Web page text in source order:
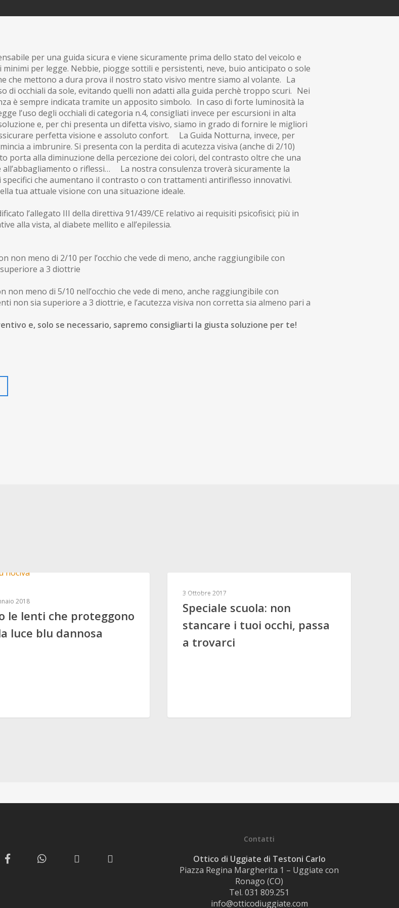
per una guida sicura e viene sicuramente prima dello stato del veicolo e
per legge. Nebbie, piogge sottili e persistenti, neve, buio anticipato o sole
che mettono a dura prova il nostro stato visivo mentre siamo al volante. La
di occhiali da sole, evitando quelli non adatti alla guida perchè troppo scuri. Nei
è sempre indicata tramite un apposito simbolo. In caso di forte luminosità la
l’uso degli occhiali di categoria n.4, consigliati invece per escursioni in alta
e, per chi presenta un difetta visivo, siamo in grado di fornire le migliori
perfetta visione e assoluto confort. La Guida Notturna, invece, per
a imbrunire. Si presenta con la perdita di acutezza visiva (anche di 2/10)
porta alla diminuzione della percezione dei colori, del contrasto oltre che una
all’abbagliamento o riflessi… La nostra consulenza troverà sicuramente la
che aumentano il contrasto o con trattamenti antiriflesso innovativi.
tua attuale visione con una situazione ideale.
l’allegato III della direttiva 91/439/CE relativo ai requisiti psicofisici; più in
alla vista, al diabete mellito e all’epilessia.
non meno di 2/10 per l’occhio che vede di meno, anche raggiungibile con
a 3 diottrie
non meno di 5/10 nell’occhio che vede di meno, anche raggiungibile con
non sia superiore a 3 diottrie, e l’acutezza visiva non corretta sia almeno pari a
e, solo se necessario, sapremo consigliarti la giusta soluzione per te!
2018
le lenti che proteggono
luce blu dannosa
3 Ottobre 2017
Speciale scuola: non
stancare i tuoi occhi, passa
a trovarci
Contatti
Ottico di Uggiate di Testoni Carlo
Piazza Regina Margherita 1 – Uggiate con
Ronago (CO)
Tel. 031 809.251
info@otticodiuggiate.com